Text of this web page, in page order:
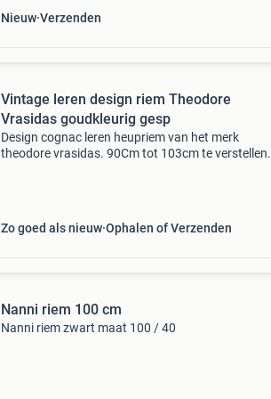
Nieuw Verzenden
Vintage leren design riem Theodore
Vrasidas goudkleurig gesp
Design cognac leren heupriem van het merk
theodore vrasidas. 90Cm tot 103cm te verstellen.
Zo goed als nieuw Ophalen of Verzenden
Nanni riem 100 cm
Nanni riem zwart maat 100 / 40